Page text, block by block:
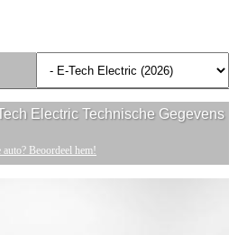
Electric Technische Gegevens
auto? Beoordeel hem!